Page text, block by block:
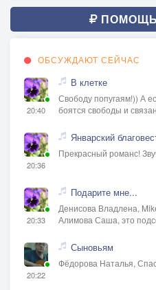
ОБСУЖДАЮТ СЕЙЧАС
20:40
В клетке
Свободу попугаям!)) А
боятся свободы и
20:36
Январский
Прекрасный романс!
20:33
Подарите мне...
Денисова Владлена,
Алимова Саша, это
20:22
Сыновьям
Фёдорова Наталья,